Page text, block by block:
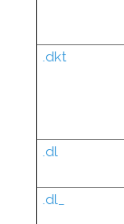
.dkt
.dl
.dl_